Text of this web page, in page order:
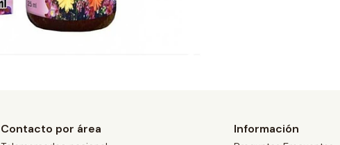
Contacto por área Información